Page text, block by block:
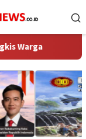
Patroli Razia